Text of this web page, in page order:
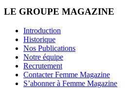
LE GROUPE MAGAZINE
Introduction
Historique
Nos Publications
Notre équipe
Recrutement
Contacter Femme Magazine
S’abonner à Femme Magazine